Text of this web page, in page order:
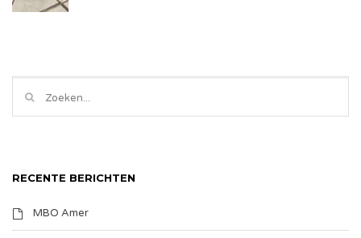
RECENTE BERICHTEN
MBO Amer